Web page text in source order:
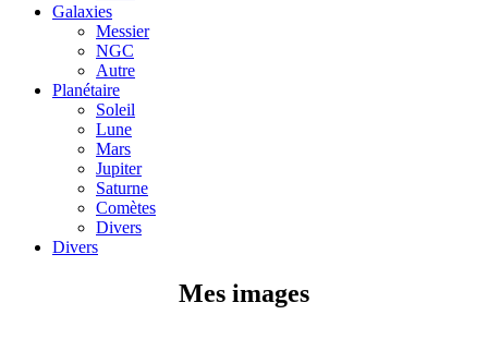
Galaxies
Messier
NGC
Autre
Planétaire
Soleil
Lune
Mars
Jupiter
Saturne
Comètes
Divers
Divers
Mes images